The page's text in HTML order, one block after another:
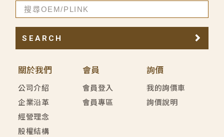
關於我們
公司介紹
企業沿革
經營理念
股權結構
會員
會員登入
會員專區
詢價
我的詢價車
詢價說明
SEARCH